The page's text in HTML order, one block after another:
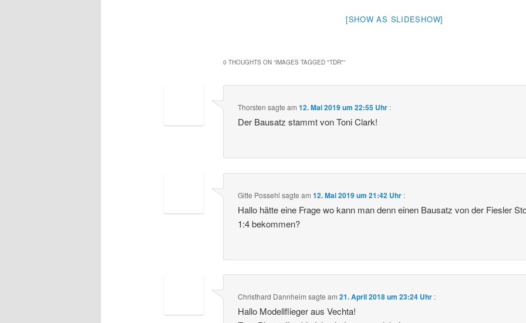
[SHOW AS SLIDESHOW]
0 THOUGHTS ON “IMAGES TAGGED "TDR"”
Thorsten sagte am12. Mai 2019 um 22:55 Uhr :
Der Bausatz stammt von Toni Clark!
Gitte Possehl sagte am12. Mai 2019 um 21:42 Uhr :
Hallo hätte eine Frage wo kann man denn einen Bausatz von der Fiesler
1:4 bekommen?
Christhard Dannheim sagte am21. April 2018 um 23:24 Uhr :
Hallo Modellflieger aus Vechta!